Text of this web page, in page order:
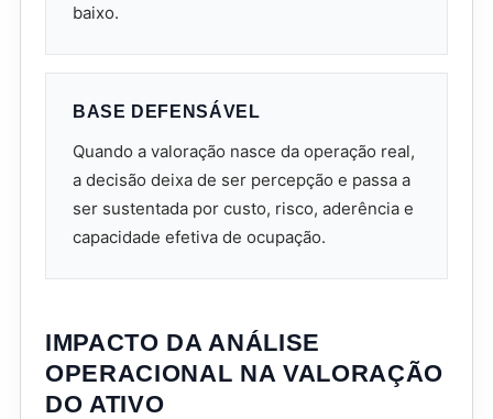
baixo.
BASE DEFENSÁVEL
Quando a valoração nasce da operação real,
a decisão deixa de ser percepção e passa a
ser sustentada por custo, risco, aderência e
capacidade efetiva de ocupação.
IMPACTO DA ANÁLISE
OPERACIONAL NA VALORAÇÃO
DO ATIVO